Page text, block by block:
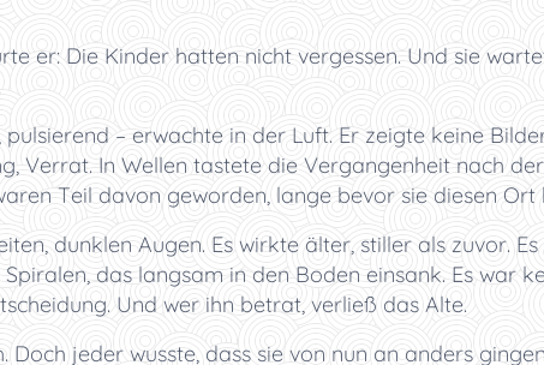
er: Die Kinder hatten nicht vergessen. Und sie
– erwachte in der Luft. Er zeigte keine
Verrat. In Wellen tastete die Vergangenheit nach
Teil davon geworden, lange bevor sie diesen
dunklen Augen. Es wirkte älter, stiller als zuvor.
das langsam in den Boden einsank. Es war
Und wer ihn betrat, verließ das Alte.
jeder wusste, dass sie von nun an anders